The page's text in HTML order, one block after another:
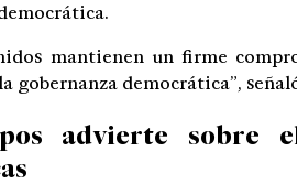
mantienen un firme
gobernanza democrática”,
advierte sobre